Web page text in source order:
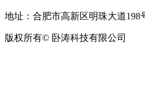
地址：合肥市高新区明珠大道198
版权所有© 卧涛科技有限公司